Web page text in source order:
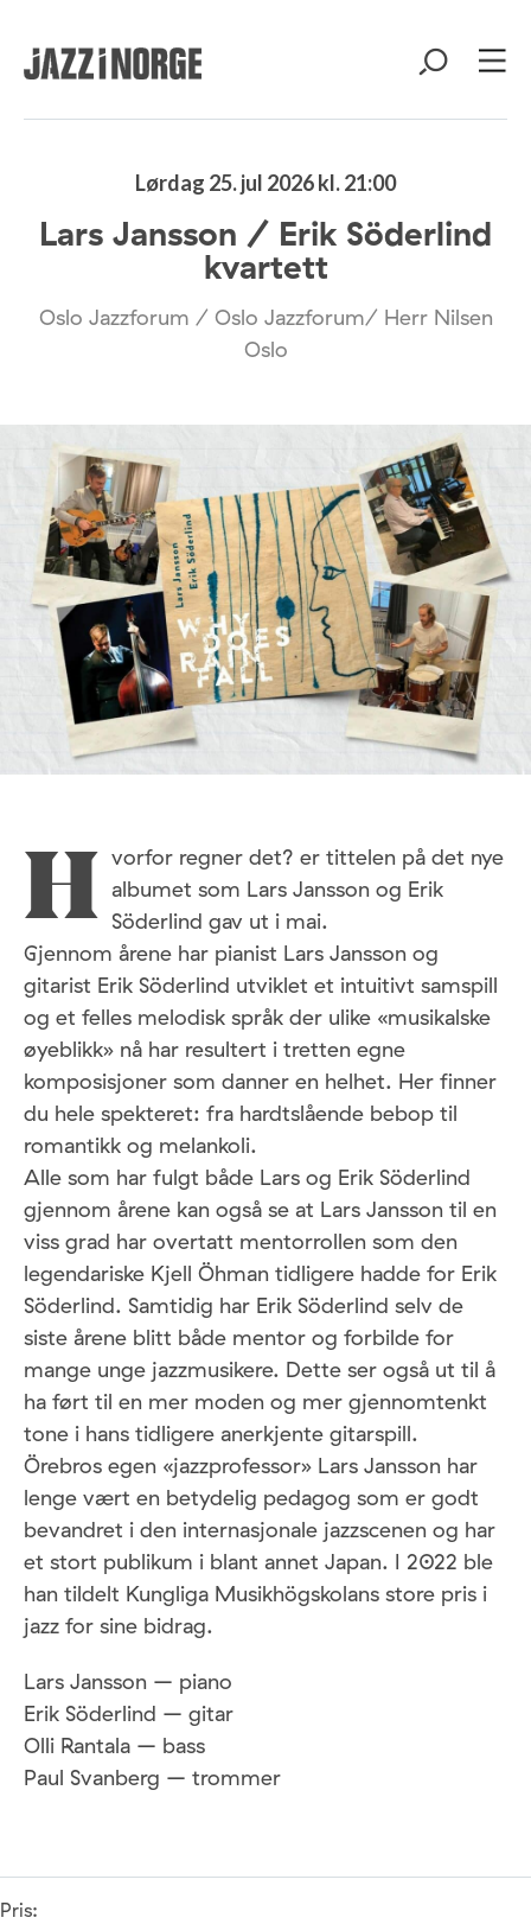
Lørdag 25. jul 2026 kl. 21:00
Lars Jansson / Erik Söderlind
kvartett
Oslo Jazzforum / Oslo Jazzforum/ Herr Nilsen
Oslo
H vorfor regner det? er tittelen på det nye
albumet som Lars Jansson og Erik
Söderlind gav ut i mai.
Gjennom årene har pianist Lars Jansson og
gitarist Erik Söderlind utviklet et intuitivt samspill
og et felles melodisk språk der ulike «musikalske
øyeblikk» nå har resultert i tretten egne
komposisjoner som danner en helhet. Her finner
du hele spekteret: fra hardtslående bebop til
romantikk og melankoli.
Alle som har fulgt både Lars og Erik Söderlind
gjennom årene kan også se at Lars Jansson til en
viss grad har overtatt mentorrollen som den
legendariske Kjell Öhman tidligere hadde for Erik
Söderlind. Samtidig har Erik Söderlind selv de
siste årene blitt både mentor og forbilde for
mange unge jazzmusikere. Dette ser også ut til å
ha ført til en mer moden og mer gjennomtenkt
tone i hans tidligere anerkjente gitarspill.
Örebros egen «jazzprofessor» Lars Jansson har
lenge vært en betydelig pedagog som er godt
bevandret i den internasjonale jazzscenen og har
et stort publikum i blant annet Japan. I 2022 ble
han tildelt Kungliga Musikhögskolans store pris i
jazz for sine bidrag.
Lars Jansson – piano
Erik Söderlind – gitar
Olli Rantala – bass
Paul Svanberg – trommer
Pris: